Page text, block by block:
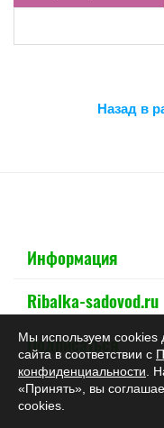
Назад в
Информация
Ribalka-sadovod.ru
Подписаться
Мы используем cookies
сайта в соответствии с
конфиденциальности .
«Принять», вы
cookies.